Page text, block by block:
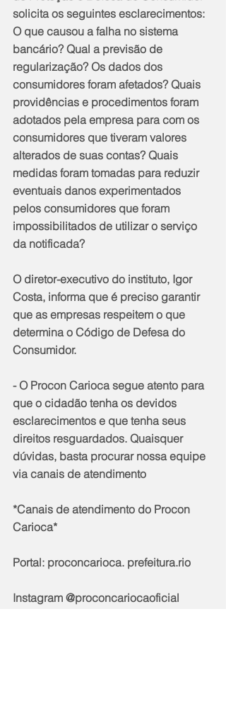
solicita os seguintes esclarecimentos:
O que causou a falha no sistema
bancário? Qual a previsão de
regularização? Os dados dos
consumidores foram afetados? Quais
providências e procedimentos foram
adotados pela empresa para com os
consumidores que tiveram valores
alterados de suas contas? Quais
medidas foram tomadas para reduzir
eventuais danos experimentados
pelos consumidores que foram
impossibilitados de utilizar o serviço
da notificada?
O diretor-executivo do instituto, Igor
Costa, informa que é preciso garantir
que as empresas respeitem o que
determina o Código de Defesa do
Consumidor.
- O Procon Carioca segue atento para
que o cidadão tenha os devidos
esclarecimentos e que tenha seus
direitos resguardados. Quaisquer
dúvidas, basta procurar nossa equipe
via canais de atendimento
*Canais de atendimento do Procon
Carioca*
Portal: proconcarioca. prefeitura.rio
Instagram @proconcariocaoficial